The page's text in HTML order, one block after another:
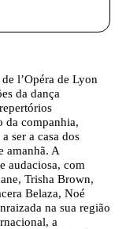
l’Opéra de Lyon
da dança
da companhia,
ser a casa dos
amanhã. A
audaciosa, com
Trisha Brown,
Belaza, Noé
na sua região
a